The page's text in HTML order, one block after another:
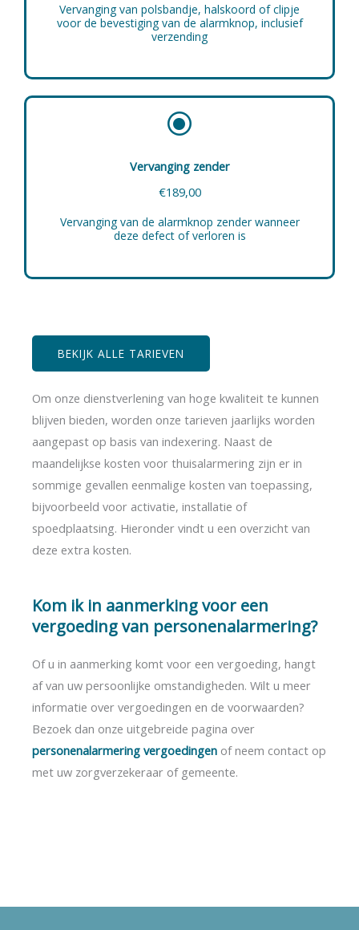
Vervanging van polsbandje, halskoord of clipje
voor de bevestiging van de alarmknop, inclusief
verzending
Vervanging zender
€189,00
Vervanging van de alarmknop zender wanneer
deze defect of verloren is
BEKIJK ALLE TARIEVEN
Om onze dienstverlening van hoge kwaliteit te kunnen
blijven bieden, worden onze tarieven jaarlijks worden
aangepast op basis van indexering. Naast de
maandelijkse kosten voor thuisalarmering zijn er in
sommige gevallen eenmalige kosten van toepassing,
bijvoorbeeld voor activatie, installatie of
spoedplaatsing. Hieronder vindt u een overzicht van
deze extra kosten.
Kom ik in aanmerking voor een
vergoeding van personenalarmering?
Of u in aanmerking komt voor een vergoeding, hangt
af van uw persoonlijke omstandigheden. Wilt u meer
informatie over vergoedingen en de voorwaarden?
Bezoek dan onze uitgebreide pagina over
personenalarmering vergoedingen of neem contact op
met uw zorgverzekeraar of gemeente.